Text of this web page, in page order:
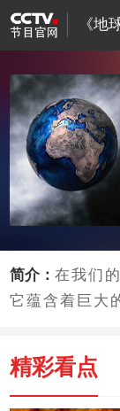
《地
简介：在我们
它蕴含着巨大
精彩看点